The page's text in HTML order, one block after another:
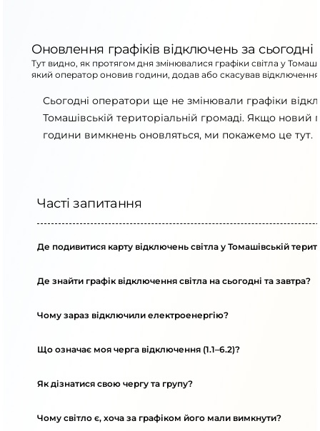
Оновлення графіків відключень за сьогодні
Тут видно, як протягом дня змінювалися графіки світла у
який оператор оновив години, додав або скасував
Сьогодні оператори ще не змінювали графіки
Томашівській територіальній громаді. Якщо новий
години вимкнень оновляться, ми покажемо це тут.
Часті запитання
Де подивитися карту відключень світла у Томашівській
Де знайти графік відключення світла на сьогодні та завтра?
Чому зараз відключили електроенергію?
Що означає моя черга відключення (1.1–6.2)?
Як дізнатися свою чергу та групу?
Чому світло є, хоча за графіком його мали вимкнути?